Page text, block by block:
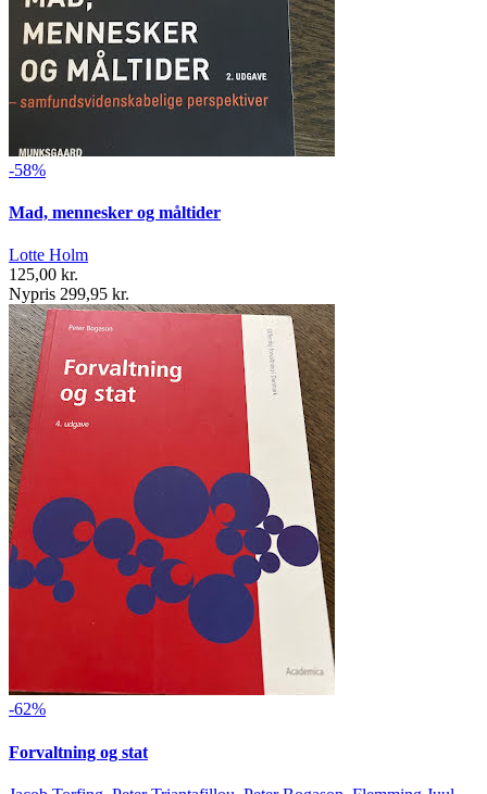
-58%
Mad, mennesker og måltider
Lotte Holm
125,00 kr.
Nypris 299,95 kr.
-62%
Forvaltning og stat